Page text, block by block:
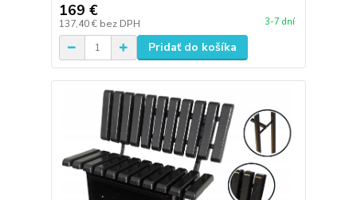
169 €
137,40 € bez DPH 3-7 dní
Pridať do košíka